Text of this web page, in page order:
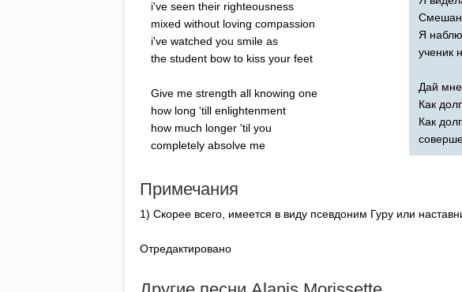
i've seen their righteousness
mixed without loving compassion
i've watched you smile as
the student bow to kiss your feet
Give me strength all knowing one
how long 'till enlightenment
how much longer 'til you
completely absolve me
Я
ученик
Дай мне
Как
Как
Примечания
1) Скорее всего, имеется в виду псевдоним Гуру или
Отредактировано